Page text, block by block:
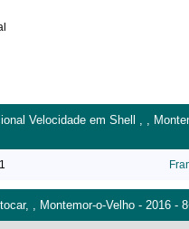
Velocidade em Shell , ,
, Montemor-o-Velho - 2016 -